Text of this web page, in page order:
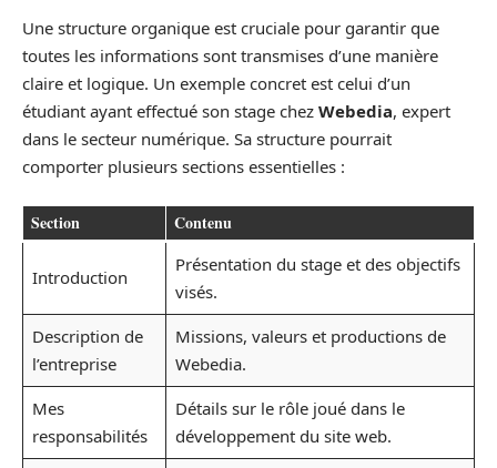
Une structure organique est cruciale pour garantir que
toutes les informations sont transmises d’une manière
claire et logique. Un exemple concret est celui d’un
étudiant ayant effectué son stage chez Webedia, expert
dans le secteur numérique. Sa structure pourrait
comporter plusieurs sections essentielles :
Section Contenu
Introduction
Présentation du stage et des objectifs
visés.
Description de
l’entreprise
Missions, valeurs et productions de
Webedia.
Mes
responsabilités
Détails sur le rôle joué dans le
développement du site web.